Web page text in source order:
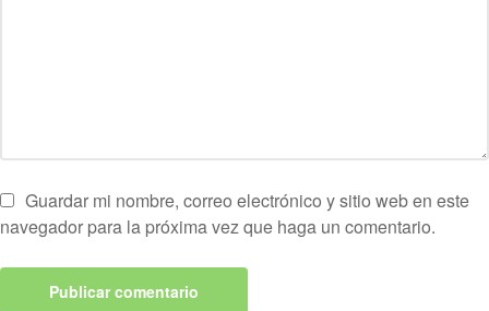
Guardar mi nombre, correo electrónico y sitio web en este
navegador para la próxima vez que haga un comentario.